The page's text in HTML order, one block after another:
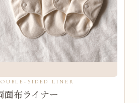
SIDED LINER
面布ライナー